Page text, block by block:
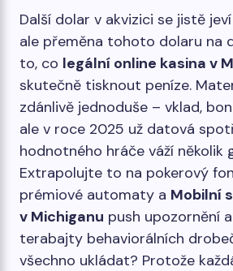
Další dolar v akvizici se jistě
ale přeměna tohoto dolaru na
to, co legální online kasina v
skutečně tisknout peníze.
zdánlivě jednoduše – vklad,
ale v roce 2025 už datová
hodnotného hráče váží několik
Extrapolujte to na pokerový
prémiové automaty a Mobilní
v Michiganu push upozornění
terabajty behaviorálních
všechno ukládat? Protože